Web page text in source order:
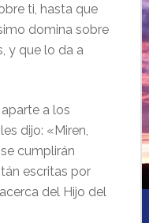
ti, hasta que
domina sobre
y que lo da a
a los
dijo: «Miren,
cumplirán
escritas por
del Hijo del